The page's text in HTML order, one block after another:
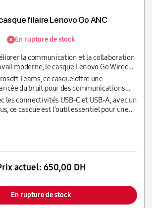
filaire Lenovo Go ANC
En rupture de stock
la communication et la collaboration
moderne, le casque Lenovo Go Wired
fonctionnalités indispensables.
Teams, ce casque offre une
du bruit pour des communications
environnements de travail modernes.
les connectivités USB-C et USB-A, avec un
ce casque est l'outil essentiel pour une
actuel: 650,00 DH
En rupture de stock